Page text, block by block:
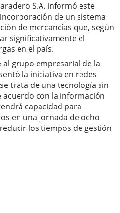
S.A. informó este
de un sistema
de mercancías que, según
significativamente el
en el país.
grupo empresarial de la
la iniciativa en redes
trata de una tecnología sin
acuerdo con la información
capacidad para
en una jornada de ocho
los tiempos de gestión